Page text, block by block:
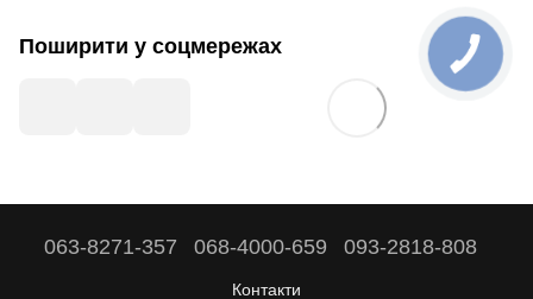
Поширити у соцмережах
063-8271-357 068-4000-659 093-2818-808
Контакти